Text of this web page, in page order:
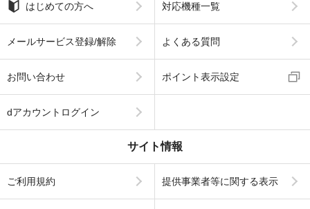
はじめての方へ 対応機種一覧
メールサービス登録/解除 よくある質問
お問い合わせ ポイント表示設定
dアカウントログイン
サイト情報
ご利用規約 提供事業者等に関する表示